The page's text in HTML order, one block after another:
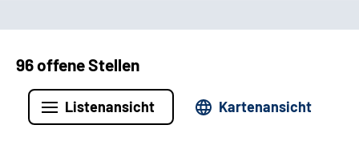
96 offene Stellen
Listenansicht Kartenansicht